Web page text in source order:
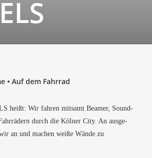
• Auf dem Fahrrad
heißt: Wir fah­ren mit­samt Bea­mer, Sound­
durch die Köl­ner City. An aus­ge­
an und machen wei­ße Wän­de zu